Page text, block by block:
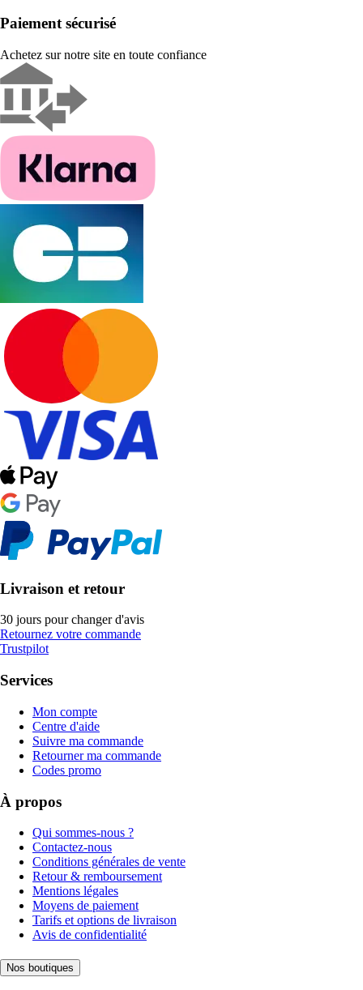
Paiement sécurisé
Achetez sur notre site en toute confiance
Livraison et retour
30 jours pour changer d'avis
Retournez votre commande
Trustpilot
Services
Mon compte
Centre d'aide
Suivre ma commande
Retourner ma commande
Codes promo
À propos
Qui sommes-nous ?
Contactez-nous
Conditions générales de vente
Retour & remboursement
Mentions légales
Moyens de paiement
Tarifs et options de livraison
Avis de confidentialité
Nos boutiques